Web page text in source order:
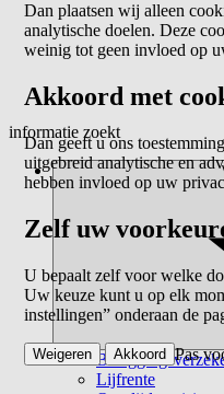
informatie zoekt
Lijfrente
Dan plaatsen wij alleen
analytische doelen. Deze
weinig tot geen invloed op
Akkoord met
Dan geeft u ons
uitgebreid analytische en
hebben invloed op uw
Zelf uw
U bepaalt zelf voor welke
Uw keuze kunt u op elk
instellingen” onderaan de
Pas
Weigeren Akkoord